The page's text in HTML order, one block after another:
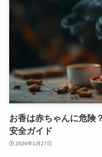
お香は赤ちゃんに危険
安全ガイド
2026年1月27日